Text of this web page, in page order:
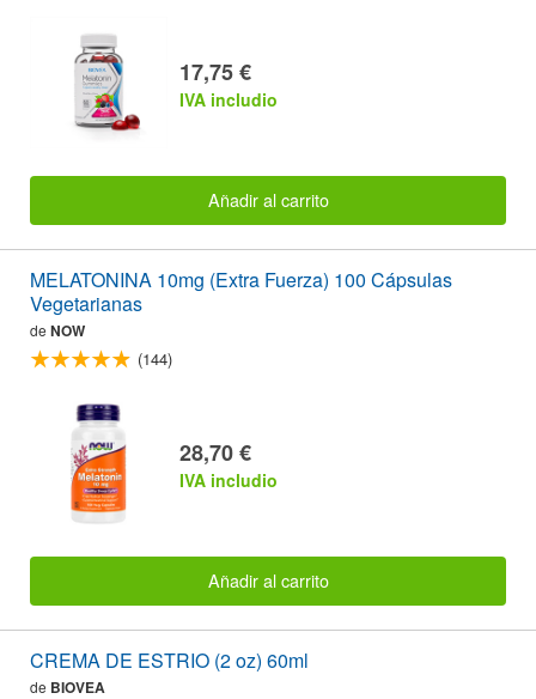
17,75 €
IVA includio
Añadir al carrito
MELATONINA 10mg (Extra Fuerza) 100 Cápsulas
Vegetarianas
de NOW
(144)
28,70 €
IVA includio
Añadir al carrito
CREMA DE ESTRIO (2 oz) 60ml
de BIOVEA